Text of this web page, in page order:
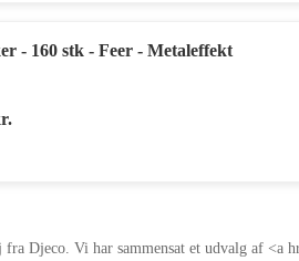
- 160 stk - Feer - Metaleffekt
Djeco. Vi har sammensat et udvalg af